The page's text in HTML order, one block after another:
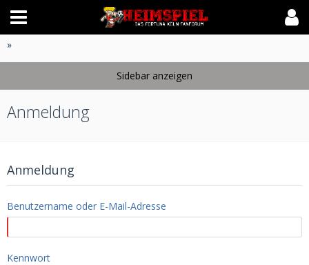
»
Anmeldung
Anmeldung
Benutzername oder E-Mail-Adresse
Kennwort